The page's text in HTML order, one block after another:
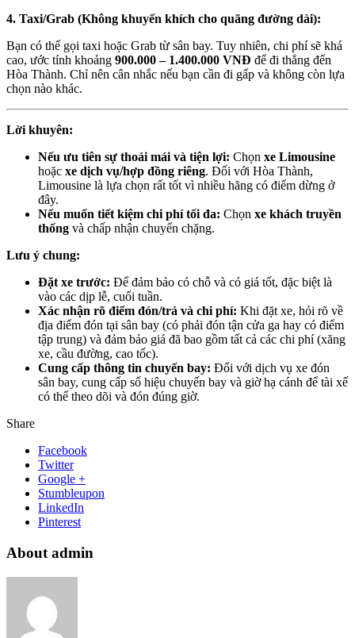
4. Taxi/Grab (Không khuyến khích cho quãng đường dài):
Bạn có thể gọi taxi hoặc Grab từ sân bay. Tuy nhiên, chi phí sẽ khá
cao, ước tính khoảng 900.000 – 1.400.000 VNĐ để đi thẳng đến
Hòa Thành. Chỉ nên cân nhắc nếu bạn cần đi gấp và không còn lựa
chọn nào khác.
Lời khuyên:
Nếu ưu tiên sự thoải mái và tiện lợi: Chọn xe Limousine
hoặc xe dịch vụ/hợp đồng riêng. Đối với Hòa Thành,
Limousine là lựa chọn rất tốt vì nhiều hãng có điểm dừng ở
đây.
Nếu muốn tiết kiệm chi phí tối đa: Chọn xe khách truyền
thống và chấp nhận chuyển chặng.
Lưu ý chung:
Đặt xe trước: Để đảm bảo có chỗ và có giá tốt, đặc biệt là
vào các dịp lễ, cuối tuần.
Xác nhận rõ điểm đón/trả và chi phí: Khi đặt xe, hỏi rõ về
địa điểm đón tại sân bay (có phải đón tận cửa ga hay có điểm
tập trung) và đảm bảo giá đã bao gồm tất cả các chi phí (xăng
xe, cầu đường, cao tốc).
Cung cấp thông tin chuyến bay: Đối với dịch vụ xe đón
sân bay, cung cấp số hiệu chuyến bay và giờ hạ cánh để tài xế
có thể theo dõi và đón đúng giờ.
Share
Facebook
Twitter
Google +
Stumbleupon
LinkedIn
Pinterest
About admin